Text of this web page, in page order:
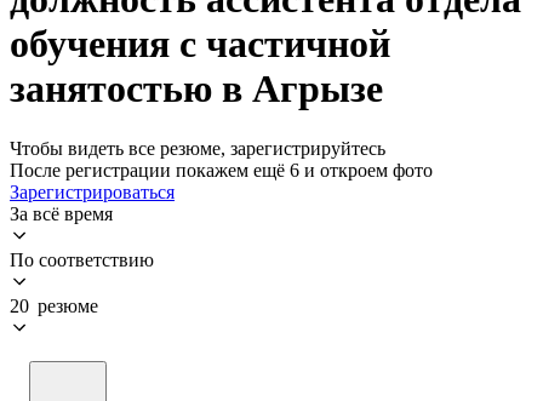
обучения с частичной
занятостью в Агрызе
Чтобы видеть все резюме, зарегистрируйтесь
После регистрации покажем ещё 6 и откроем фото
Зарегистрироваться
За всё время
По соответствию
20 резюме